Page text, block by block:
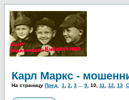
Карл Маркс -
На страницу Пред. 1 2 3 9 10 11 12 13